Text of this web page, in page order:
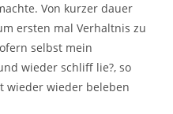
Von kurzer dauer
ersten mal Verhaltnis zu
selbst mein
wieder schliff lie?, so
wieder wieder beleben